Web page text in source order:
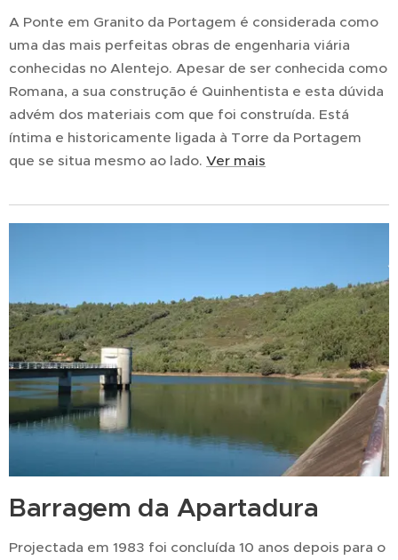
A Ponte em Granito da Portagem é considerada como
uma das mais perfeitas obras de engenharia viária
conhecidas no Alentejo. Apesar de ser conhecida como
Romana, a sua construção é Quinhentista e esta dúvida
advém dos materiais com que foi construída. Está
íntima e historicamente ligada à Torre da Portagem
que se situa mesmo ao lado. Ver mais
Barragem da Apartadura
Projectada em 1983 foi concluída 10 anos depois para o